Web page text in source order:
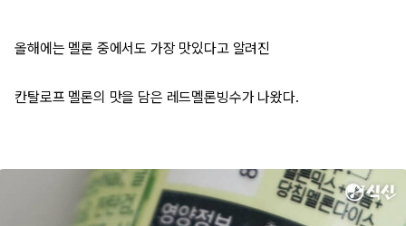
올해에는 멜론 중에서도 가장 맛있다고 알려진
칸탈로프 멜론의 맛을 담은 레드멜론빙수가 나왔다.